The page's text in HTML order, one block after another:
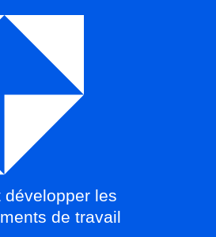
développer les
de travail